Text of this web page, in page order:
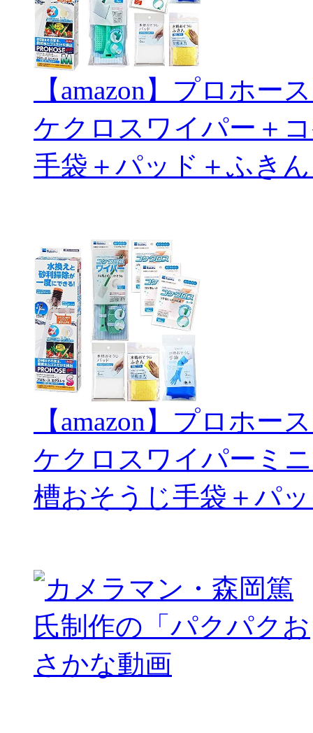
【amazon】プロホ
ケクロスワイパー＋
手袋＋パッド＋ふき
【amazon】プロホー
ケクロスワイパーミ
槽おそうじ手袋＋パ